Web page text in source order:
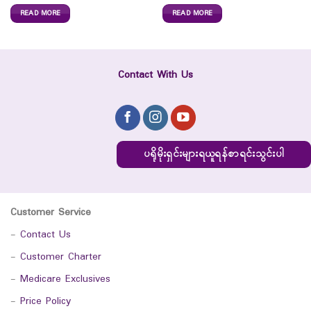
READ MORE READ MORE
Contact With Us
ပရိုမိုးရှင်းများရယူရန်စာရင်းသွင်းပါ
Customer Service
- Contact Us
- Customer Charter
- Medicare Exclusives
- Price Policy